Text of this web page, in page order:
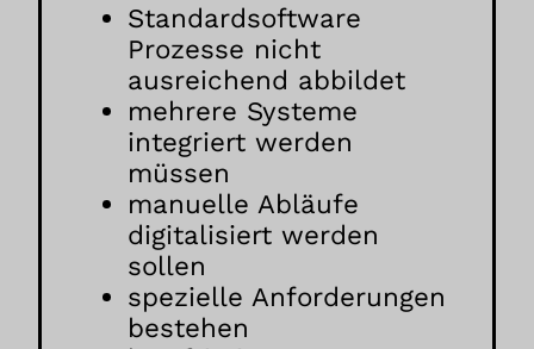
Standardsoftware
Prozesse nicht
ausreichend abbildet
mehrere Systeme
integriert werden
müssen
manuelle Abläufe
digitalisiert werden
sollen
spezielle Anforderungen
bestehen